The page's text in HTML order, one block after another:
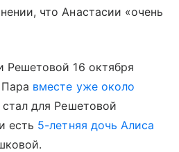
что Анастасии «очень
16 октября
Пара вместе уже около
стал для Решетовой
есть 5-летняя дочь Алиса